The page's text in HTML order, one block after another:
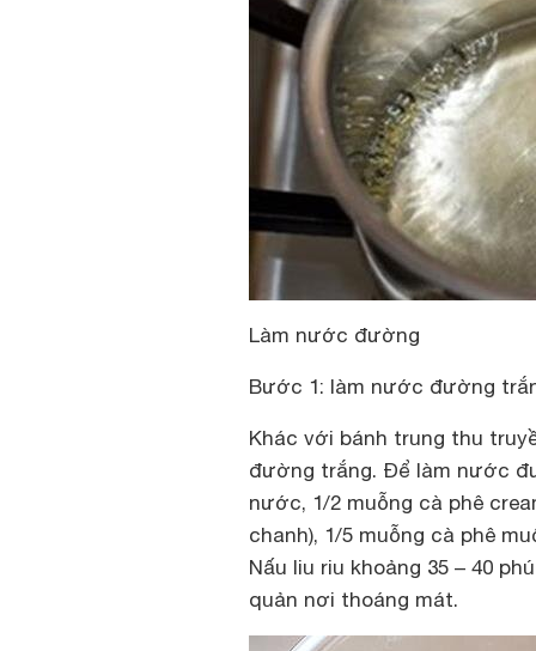
Làm nước đường
Bước 1: làm nước đường
Khác với bánh trung thu
đường trắng. Để làm nước
nước, 1/2 muỗng cà phê
chanh), 1/5 muỗng cà phê
Nấu liu riu khoảng 35 – 40
quản nơi thoáng mát.